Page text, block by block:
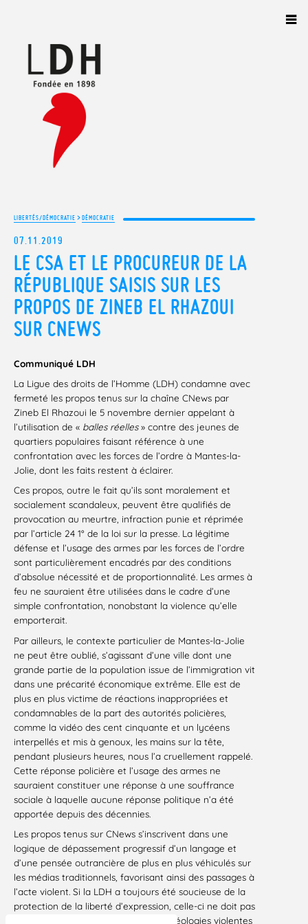
LIBERTÉS/DÉMOCRATIE >DÉMOCRATIE
07.11.2019
LE CSA ET LE PROCUREUR DE LA
RÉPUBLIQUE SAISIS SUR LES
PROPOS DE ZINEB EL RHAZOUI
SUR CNEWS
Communiqué LDH
La Ligue des droits de l’Homme (LDH) condamne avec
fermeté les propos tenus sur la chaîne CNews par
Zineb El Rhazoui le 5 novembre dernier appelant à
l’utilisation de « balles réelles» contre des jeunes de
quartiers populaires faisant référence à une
confrontation avec les forces de l’ordre à Mantes-la-
Jolie, dont les faits restent à éclairer.
Ces propos, outre le fait qu’ils sont moralement et
socialement scandaleux, peuvent être qualifiés de
provocation au meurtre, infraction punie et réprimée
par l’article 24 1° de la loi sur la presse. La légitime
défense et l’usage des armes par les forces de l’ordre
sont particulièrement encadrés par des conditions
d’absolue nécessité et de proportionnalité. Les armes à
feu ne sauraient être utilisées dans le cadre d’une
simple confrontation, nonobstant la violence qu’elle
emporterait.
Par ailleurs, le contexte particulier de Mantes-la-Jolie
ne peut être oublié, s’agissant d’une ville dont une
grande partie de la population issue de l’immigration vit
dans une précarité économique extrême. Elle est de
plus en plus victime de réactions inappropriées et
condamnables de la part des autorités policières,
comme la vidéo des cent cinquante et un lycéens
interpellés et mis à genoux, les mains sur la tête,
pendant plusieurs heures, nous l’a cruellement rappelé.
Cette réponse policière et l’usage des armes ne
sauraient constituer une réponse à une souffrance
sociale à laquelle aucune réponse politique n’a été
apportée depuis des décennies.
Les propos tenus sur CNews s’inscrivent dans une
logique de dépassement progressif d’un langage et
d’une pensée outrancière de plus en plus véhiculés sur
les médias traditionnels, favorisant ainsi des passages à
l’acte violent. Si la LDH a toujours été soucieuse de la
protection de la liberté d’expression, celle-ci ne doit pas
être dévoyée pour promouvoir des idéologies violentes